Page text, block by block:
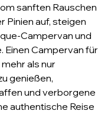
sanften Rauschen
Pinien auf, steigen
Campervan und
Einen Campervan für
als nur
genießen,
und verborgene
authentische Reise